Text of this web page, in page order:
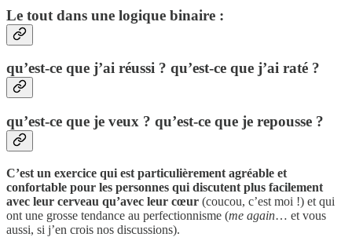
Le tout dans une logique binaire :
qu’est-ce que j’ai réussi ? qu’est-ce que j’ai raté ?
qu’est-ce que je veux ? qu’est-ce que je repousse ?
C’est un exercice qui est particulièrement agréable et
confortable pour les personnes qui discutent plus facilement
avec leur cerveau qu’avec leur cœur (coucou, c’est moi !) et qui
ont une grosse tendance au perfectionnisme (me again… et vous
aussi, si j’en crois nos discussions).